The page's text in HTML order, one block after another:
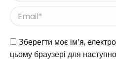
Email *
Веб-сайт
Зберегти моє ім’я,
цьому браузері для